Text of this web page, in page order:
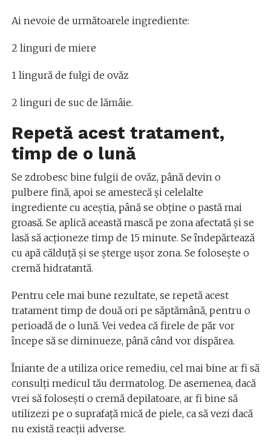
Ai nevoie de următoarele ingrediente:
2 linguri de miere
1 lingură de fulgi de ovăz
2 linguri de suc de lămâie.
Repetă acest tratament,
timp de o lună
Se zdrobesc bine fulgii de ovăz, până devin o
pulbere fină, apoi se amestecă și celelalte
ingrediente cu aceștia, până se obține o pastă mai
groasă. Se aplică această mască pe zona afectată și se
lasă să acționeze timp de 15 minute. Se îndepărtează
cu apă călduță și se șterge ușor zona. Se folosește o
cremă hidratantă.
Pentru cele mai bune rezultate, se repetă acest
tratament timp de două ori pe săptămână, pentru o
perioadă de o lună. Vei vedea că firele de păr vor
începe să se diminueze, până când vor dispărea.
Îniante de a utiliza orice remediu, cel mai bine ar fi să
consulți medicul tău dermatolog. De asemenea, dacă
vrei să folosești o cremă depilatoare, ar fi bine să
utilizezi pe o suprafață mică de piele, ca să vezi dacă
nu există reacții adverse.